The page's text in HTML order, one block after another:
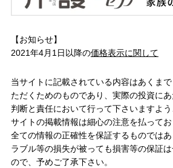
【お知らせ】
2021年4月1日以降の価格表示に関して
当サイトに記載されている内容はあくま
ただくためのものであり、実際の投資に
判断と責任において行って下さいますよ
サイトの掲載情報は細心の注意を払って
全ての情報の正確性を保証するものでは
ラブル等の損失が被っても損害等の保証
ので、予めご了承下さい。